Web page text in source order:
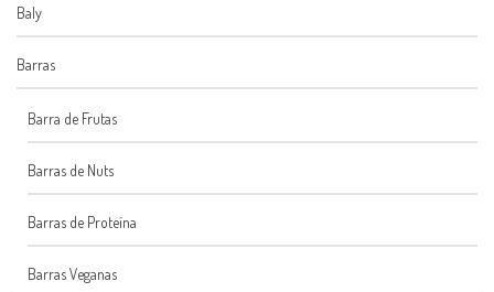
Baly
Barras
Barra de Frutas
Barras de Nuts
Barras de Proteína
Barras Veganas